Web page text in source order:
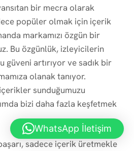
bir mecra olarak
popüler olmak için içerik
markamızı özgün bir
Bu özgünlük, izleyicilerin
güveni artırıyor ve sadık bir
olanak tanıyor.
sunduğumuzu
bizi daha fazla keşfetmek
sadece içerik üretmekle
WhatsApp İletişim